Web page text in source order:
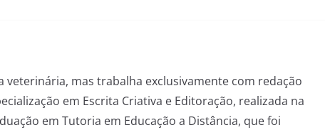
veterinária, mas trabalha exclusivamente com redação
em Escrita Criativa e Editoração, realizada na
em Tutoria em Educação a Distância, que foi